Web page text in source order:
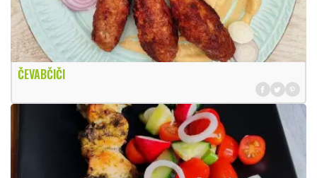
ČEVABČIČI